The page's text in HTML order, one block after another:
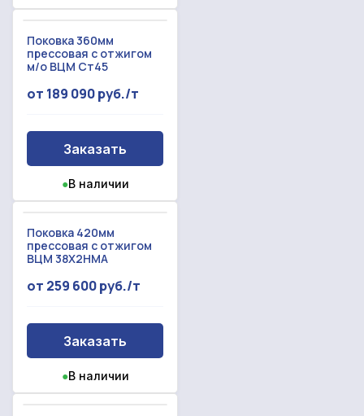
Поковка 360мм
прессовая с отжигом
м/о ВЦМ Ст45
от 189 090 руб./т
Заказать
●В наличии
Поковка 420мм
прессовая с отжигом
ВЦМ 38Х2НМА
от 259 600 руб./т
Заказать
●В наличии